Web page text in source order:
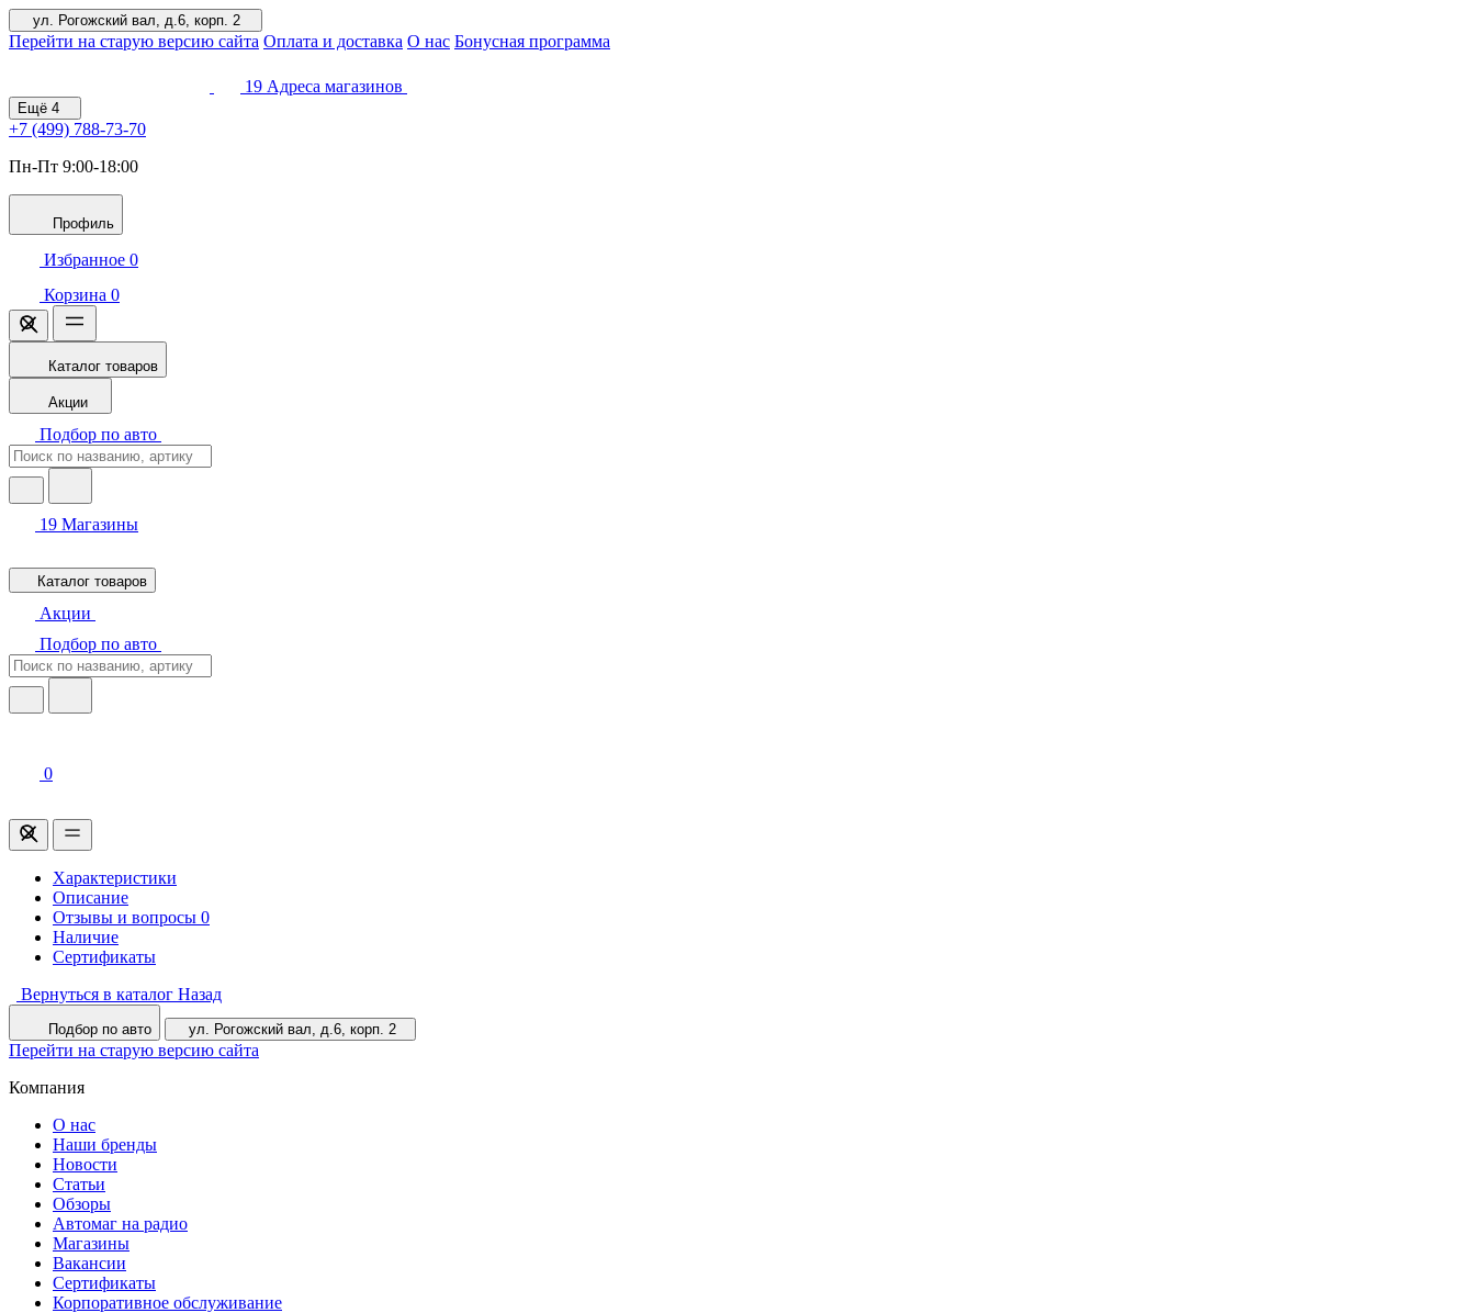
ул. Рогожский вал, д.6, корп. 2
Перейти на старую версию сайта Оплата и доставка О нас Бонусная программа
19 Адреса магазинов
Ещё 4
+7 (499) 788-73-70
Пн-Пт 9:00-18:00
Профиль
Избранное 0
Корзина 0
Каталог товаров
Акции
Подбор по авто
19 Магазины
Каталог товаров
Акции
Подбор по авто
0
Характеристики
Описание
Отзывы и вопросы 0
Наличие
Сертификаты
Вернуться в каталог Назад
Подбор по авто ул. Рогожский вал, д.6, корп. 2
Перейти на старую версию сайта
Компания
О нас
Наши бренды
Новости
Статьи
Обзоры
Автомаг на радио
Магазины
Вакансии
Сертификаты
Корпоративное обслуживание